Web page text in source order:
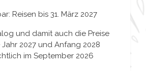
Reisen bis 31. März 2027
und damit auch die Preise
2027 und Anfang 2028
im September 2026